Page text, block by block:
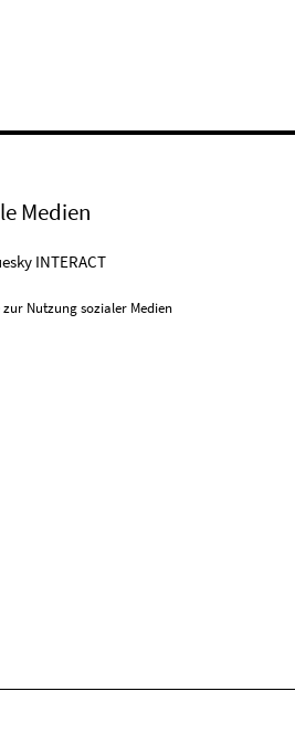
Medien
INTERACT
zur Nutzung sozialer Medien